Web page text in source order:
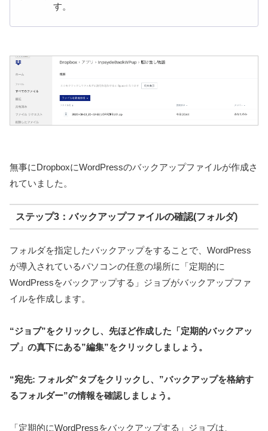
す。
無事にDropboxにWordPressのバックアップファイルが作成さ
れていました。
ステップ3：バックアップファイルの確認(フォルダ)
フォルダを指定したバックアップをすることで、WordPress
が導入されているパソコンの任意の場所に「定期的に
WordPressをバックアップする」ジョブがバックアップファ
イルを作成します。
“ジョブ”をクリックし、先ほど作成した「定期的バックアッ
プ」の真下にある”編集”をクリックしましょう。
“宛先: フォルダ”タブをクリックし、”バックアップを格納す
るフォルダー”の情報を確認しましょう。
「定期的にWordPressをバックアップする」ジョブは、